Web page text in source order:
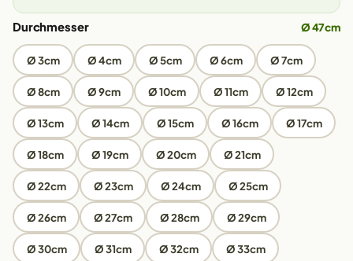
Durchmesser Ø 47cm
Ø 3cm Ø 4cm Ø 5cm Ø 6cm Ø 7cm
Ø 8cm Ø 9cm Ø 10cm Ø 11cm Ø 12cm
Ø 13cm Ø 14cm Ø 15cm Ø 16cm Ø 17cm
Ø 18cm Ø 19cm Ø 20cm Ø 21cm
Ø 22cm Ø 23cm Ø 24cm Ø 25cm
Ø 26cm Ø 27cm Ø 28cm Ø 29cm
Ø 30cm Ø 31cm Ø 32cm Ø 33cm